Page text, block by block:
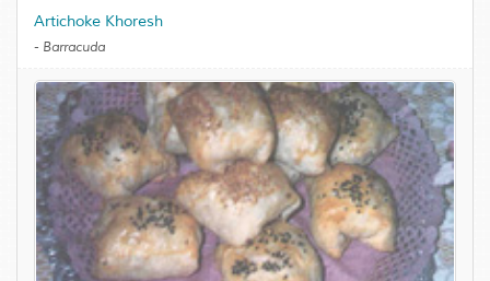
Artichoke Khoresh
- Barracuda